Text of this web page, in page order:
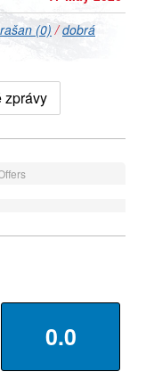
(0)/dobrá
zprávy
0.0